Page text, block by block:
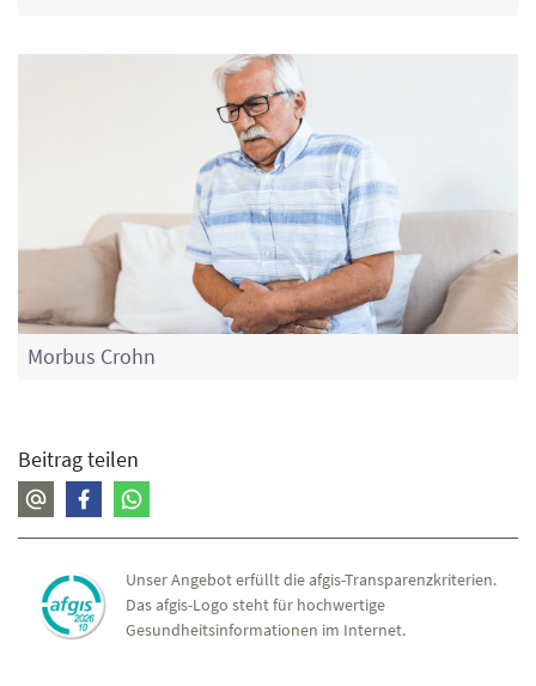
Morbus Crohn
Beitrag teilen
Unser Angebot erfüllt die afgis-Transparenzkriterien.
Das afgis-Logo steht für hochwertige
Gesundheitsinformationen im Internet.